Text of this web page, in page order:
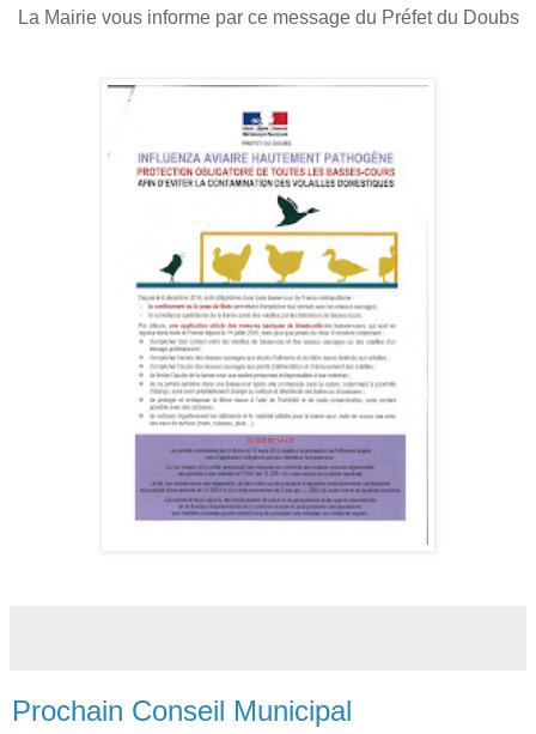
La Mairie vous informe par ce message du Préfet du Doubs
Prochain Conseil Municipal